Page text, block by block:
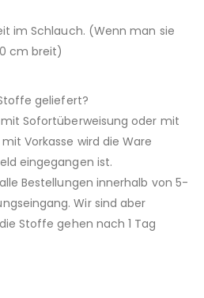
im Schlauch. (Wenn man sie
cm breit)
geliefert?
Sofortüberweisung oder mit
Vorkasse wird die Ware
eingegangen ist.
Bestellungen innerhalb von 5-
Wir sind aber
Stoffe gehen nach 1 Tag